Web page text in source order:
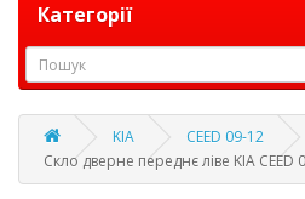
Категорії
KIA CEED 09-12
Скло дверне переднє ліве KIA CEED